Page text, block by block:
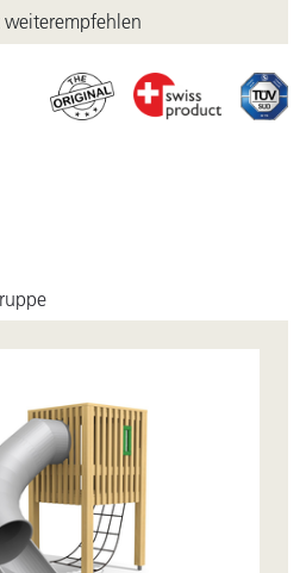
weiterempfehlen